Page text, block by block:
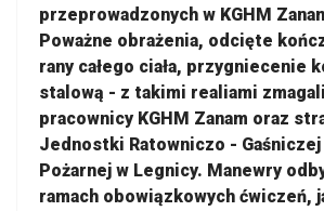
przeprowadzonych w KGHM
Poważne obrażenia, odcięte
rany całego ciała, przygniecenie
stalową - z takimi realiami
pracownicy KGHM Zanam oraz
Jednostki Ratowniczo - Gaśniczej
Pożarnej w Legnicy. Manewry
ramach obowiązkowych ćwiczeń,